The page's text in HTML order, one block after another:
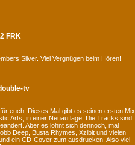
FRK
Silver. Viel Vergnügen beim Hören!
tv
euch. Dieses Mal gibt es seinen ersten Mix
Arts, in einer Neuauflage. Die Tracks sind
Aber es lohnt sich dennoch, mal
Deep, Busta Rhymes, Xzibit und vielen
ein CD-Cover zum ausdrucken. Also viel